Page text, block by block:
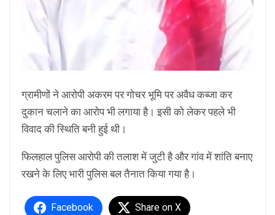
ग्रामीणों ने आरोपी अकरम पर गोचर भूमि पर अवैध कब्जा कर
दुकान चलाने का आरोप भी लगाया है। इसी को लेकर पहले भी
विवाद की स्थिति बनी हुई थी।
फिलहाल पुलिस आरोपी की तलाश में जुटी है और गांव में शांति बनाए
रखने के लिए भारी पुलिस बल तैनात किया गया है।
Facebook Share on X